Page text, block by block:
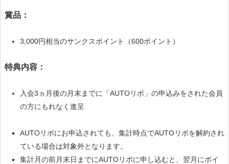
賞品：
3,000円相当のサンクスポイント（600ポイント）
特典内容：
入会3ヵ月後の月末までに「AUTOリボ」の申込みをされた会員
の方にもれなく進呈
AUTOリボにお申込されても、集計時点でAUTOリボを解約され
ている場合は対象外となります。
集計月の前月末日までにAUTOリボに申し込むと、翌月にポイ